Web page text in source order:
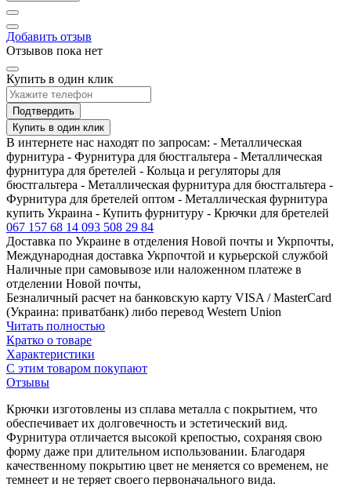
Добавить отзыв
Отзывов пока нет
Купить в один клик
Подтвердить
Купить в один клик
В интернете нас находят по запросам: - Металлическая
фурнитура - Фурнитура для бюстгальтера - Металлическая
фурнитура для бретелей - Кольца и регуляторы для
бюстгальтера - Металлическая фурнитура для бюстгальтера -
Фурнитура для бретелей оптом - Металлическая фурнитура
купить Украина - Купить фурнитуру - Крючки для бретелей
067 157 68 14 093 508 29 84
Доставка по Украине в отделения Новой почты и Укрпочты,
Международная доставка Укрпочтой и курьерской службой
Наличные при самовывозе или наложенном платеже в
отделении Новой почты,
Безналичный расчет на банковскую карту VISA / MasterCard
(Украина: приватбанк) либо перевод Western Union
Читать полностью
Кратко о товаре
Характеристики
С этим товаром покупают
Отзывы
Крючки изготовлены из сплава металла с покрытием, что
обеспечивает их долговечность и эстетический вид.
Фурнитура отличается высокой крепостью, сохраняя свою
форму даже при длительном использовании. Благодаря
качественному покрытию цвет не меняется со временем, не
темнеет и не теряет своего первоначального вида.